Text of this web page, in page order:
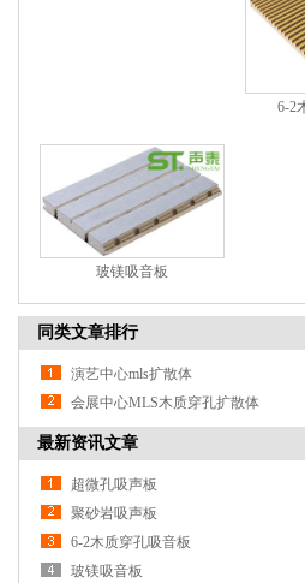
6-2
玻镁吸音板
同类文章排行
演艺中心mls扩散体
会展中心MLS木质穿孔扩散体
最新资讯文章
超微孔吸声板
聚砂岩吸声板
6-2木质穿孔吸音板
玻镁吸音板